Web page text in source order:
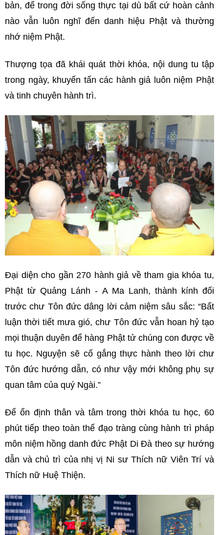
bản, để trong đời sống thực tại dù bất cứ hoàn cảnh
nào vẫn luôn nghĩ đến danh hiệu Phật và thường
nhớ niệm Phật.
Thượng tọa đã khái quát thời khóa, nội dung tu tập
trong ngày, khuyến tấn các hành giả luôn niệm Phật
và tinh chuyên hành trì.
Đại diện cho gần 270 hành giả về tham gia khóa tu,
Phật từ Quảng Lánh - A Ma Lanh, thành kính đối
trước chư Tôn đức dâng lời cảm niệm sâu sắc: “Bất
luận thời tiết mưa gió, chư Tôn đức vẫn hoan hỷ tạo
mọi thuận duyên để hàng Phật tử chúng con được về
tu học. Nguyện sẽ cố gắng thực hành theo lời chư
Tôn đức hướng dẫn, có như vậy mới không phụ sự
quan tâm của quý Ngài.”
Để ổn định thân và tâm trong thời khóa tu học, 60
phút tiếp theo toàn thể đạo tràng cùng hành trì pháp
môn niệm hồng danh đức Phật Di Đà theo sự hướng
dẫn và chủ trì của nhị vị Ni sư Thích nữ Viên Trí và
Thích nữ Huệ Thiện.